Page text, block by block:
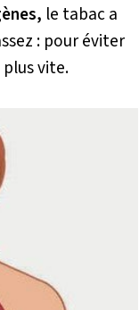
le tabac a
: pour éviter
vite.